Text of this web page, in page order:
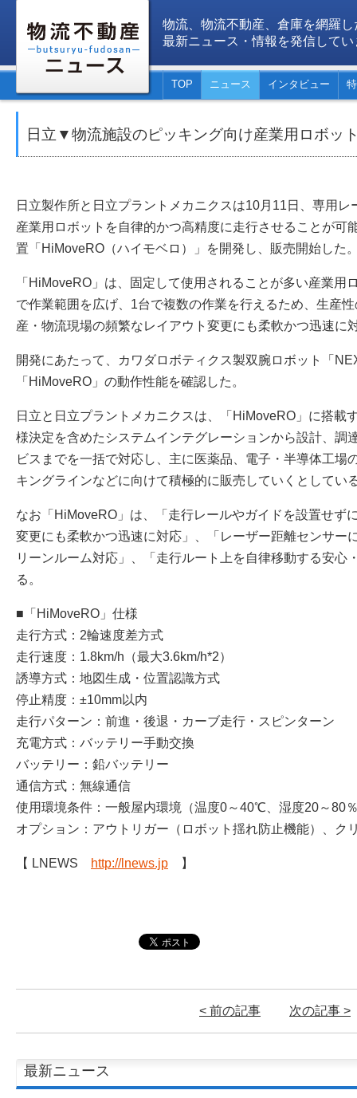
物流、物流不動産、倉庫を網羅し
最新ニュース・情報を発信してい
TOP ニュース インタビュー
日立▼物流施設のピッキング向け産業用ロボッ
日立製作所と日立プラントメカニクスは10月11日、専用
産業用ロボットを自律的かつ高精度に走行させることが可
置「HiMoveRO（ハイモベロ）」を開発し、販売開始した
「HiMoveRO」は、固定して使用されることが多い産業用
で作業範囲を広げ、1台で複数の作業を行えるため、生産
産・物流現場の頻繁なレイアウト変更にも柔軟かつ迅速に
開発にあたって、カワダロボティクス製双腕ロボット「
「HiMoveRO」の動作性能を確認した。
日立と日立プラントメカニクスは、「HiMoveRO」に搭載
様決定を含めたシステムインテグレーションから設計、調
ビスまでを一括で対応し、主に医薬品、電子・半導体工場
キングラインなどに向けて積極的に販売していくとしてい
なお「HiMoveRO」は、「走行レールやガイドを設置せず
変更にも柔軟かつ迅速に対応」、「レーザー距離センサー
リーンルーム対応」、「走行ルート上を自律移動する安心
る。
■「HiMoveRO」仕様
走行方式：2輪速度差方式
走行速度：1.8km/h（最大3.6km/h*2）
誘導方式：地図生成・位置認識方式
停止精度：±10mm以内
走行パターン：前進・後退・カーブ走行・スピンターン
充電方式：バッテリー手動交換
バッテリー：鉛バッテリー
通信方式：無線通信
使用環境条件：一般屋内環境（温度0～40℃、湿度20～80
オプション：アウトリガー（ロボット揺れ防止機能）、ク
【 LNEWS http://lnews.jp 】
< 前の記事 次の記事 >
最新ニュース